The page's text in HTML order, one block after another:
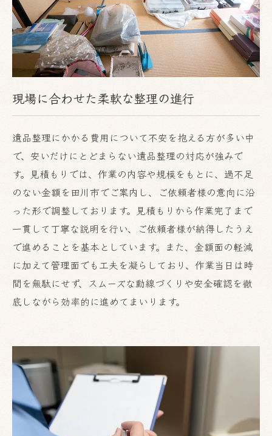
現場に合わせた柔軟な整理の進行
遺品整理にかかる費用について不安を抱える方が多い中
で、安いだけにとどまらない遺品整理の対応が強みで
す。見積もりでは、作業の内容や規模をもとに、過不足
のない金額を田川市でご案内し、ご依頼者様の意向に沿
った形で調整しております。見積もりから作業完了まで
一貫して丁寧な説明を行い、ご依頼者様が納得したうえ
で進めることを基本としています。また、金額面の軽減
に加えて管理面でも工夫を凝らしており、作業当日は時
間を無駄にせず、スムーズな動線づくりや安全確認を徹
底しながら効率的に進めてまいります。